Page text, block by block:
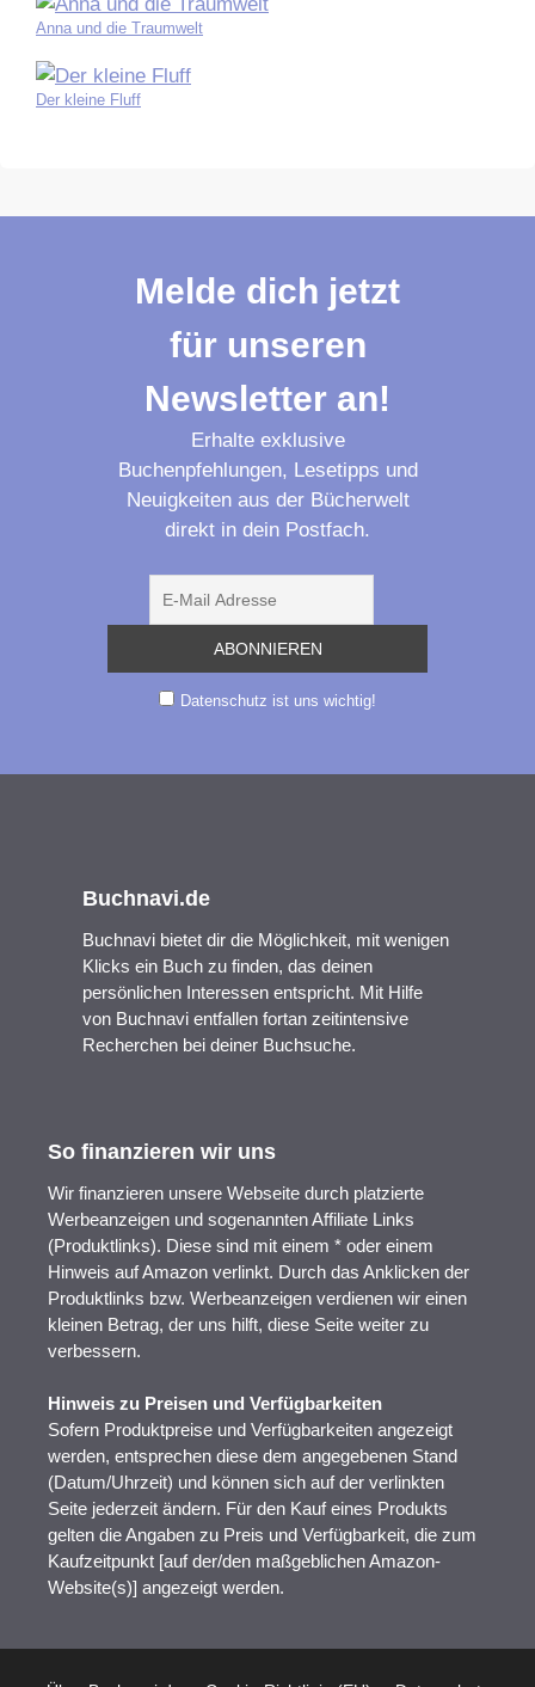
Anna und die Traumwelt
Der kleine Fluff
Melde dich jetzt
für unseren
Newsletter an!
Erhalte exklusive
Buchenpfehlungen, Lesetipps und
Neuigkeiten aus der Bücherwelt
direkt in dein Postfach.
Datenschutz ist uns wichtig!
Buchnavi.de
Buchnavi bietet dir die Möglichkeit, mit wenigen
Klicks ein Buch zu finden, das deinen
persönlichen Interessen entspricht. Mit Hilfe
von Buchnavi entfallen fortan zeitintensive
Recherchen bei deiner Buchsuche.
So finanzieren wir uns
Wir finanzieren unsere Webseite durch platzierte
Werbeanzeigen und sogenannten Affiliate Links
(Produktlinks). Diese sind mit einem * oder einem
Hinweis auf Amazon verlinkt. Durch das Anklicken der
Produktlinks bzw. Werbeanzeigen verdienen wir einen
kleinen Betrag, der uns hilft, diese Seite weiter zu
verbessern.
Hinweis zu Preisen und Verfügbarkeiten
Sofern Produktpreise und Verfügbarkeiten angezeigt
werden, entsprechen diese dem angegebenen Stand
(Datum/Uhrzeit) und können sich auf der verlinkten
Seite jederzeit ändern. Für den Kauf eines Produkts
gelten die Angaben zu Preis und Verfügbarkeit, die zum
Kaufzeitpunkt [auf der/den maßgeblichen Amazon-
Website(s)] angezeigt werden.